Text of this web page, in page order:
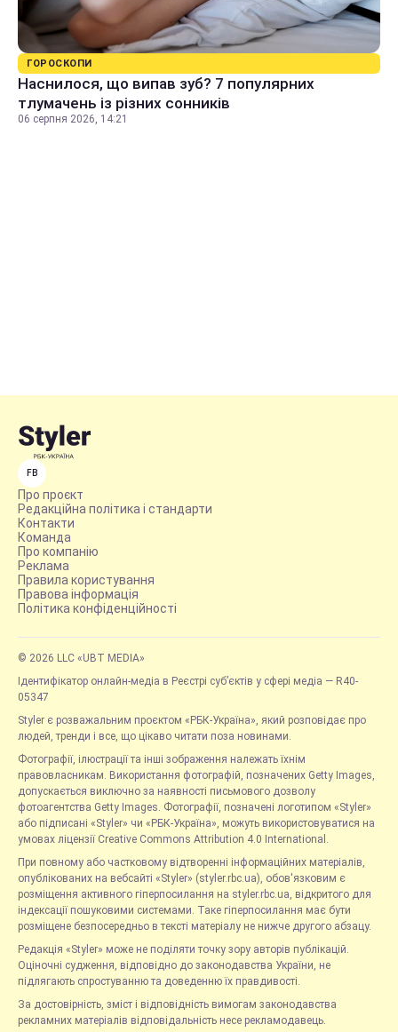
ГОРОСКОПИ
Наснилося, що випав зуб? 7 популярних
тлумачень із різних сонників
06 серпня 2026, 14:21
FB
Про проєкт
Редакційна політика і стандарти
Контакти
Команда
Про компанію
Реклама
Правила користування
Правова інформація
Політика конфіденційності
© 2026 LLC «UBT MEDIA»
Ідентифікатор онлайн-медіа в Реєстрі суб’єктів у сфері медіа — R40-
05347
Styler є розважальним проєктом «РБК-Україна», який розповідає про
людей, тренди і все, що цікаво читати поза новинами.
Фотографії, ілюстрації та інші зображення належать їхнім
правовласникам. Використання фотографій, позначених Getty Images,
допускається виключно за наявності письмового дозволу
фотоагентства Getty Images. Фотографії, позначені логотипом «Styler»
або підписані «Styler» чи «РБК-Україна», можуть використовуватися на
умовах ліцензії Creative Commons Attribution 4.0 International.
При повному або частковому відтворенні інформаційних матеріалів,
опублікованих на вебсайті «Styler» (styler.rbc.ua), обов'язковим є
розміщення активного гіперпосилання на styler.rbc.ua, відкритого для
індексації пошуковими системами. Таке гіперпосилання має бути
розміщене безпосередньо в тексті матеріалу не нижче другого абзацу.
Редакція «Styler» може не поділяти точку зору авторів публікацій.
Оціночні судження, відповідно до законодавства України, не
підлягають спростуванню та доведенню їх правдивості.
За достовірність, зміст і відповідність вимогам законодавства
рекламних матеріалів відповідальність несе рекламодавець.